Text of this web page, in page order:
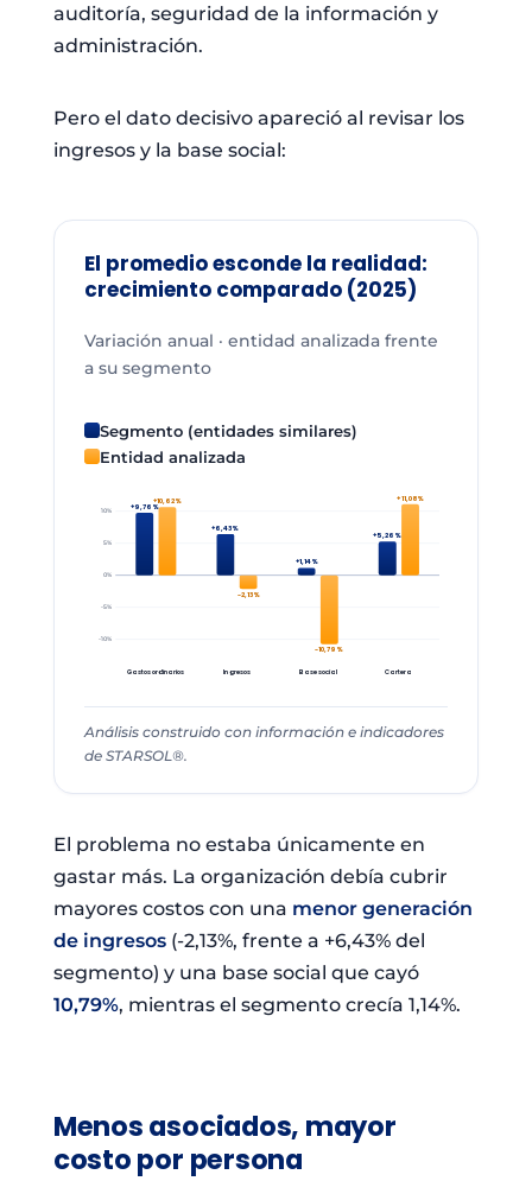
auditoría, seguridad de la información y
administración.
Pero el dato decisivo apareció al revisar los
ingresos y la base social:
El promedio esconde la realidad:
crecimiento comparado (2025)
Variación anual · entidad analizada frente
a su segmento
Segmento (entidades similares)
Entidad analizada
10%
5%
0%
-5%
-10%
+9,76%
+10,62%
Gastos ordinarios
+6,43%
-2,13%
Ingresos
+1,14%
-10,79%
Base social
+5,26%
+11,08%
Cartera
Análisis construido con información e indicadores
de STARSOL®.
El problema no estaba únicamente en
gastar más. La organización debía cubrir
mayores costos con una menor generación
de ingresos(-2,13%, frente a +6,43% del
segmento) y una base social que cayó
10,79%, mientras el segmento crecía 1,14%.
Menos asociados, mayor
costo por persona